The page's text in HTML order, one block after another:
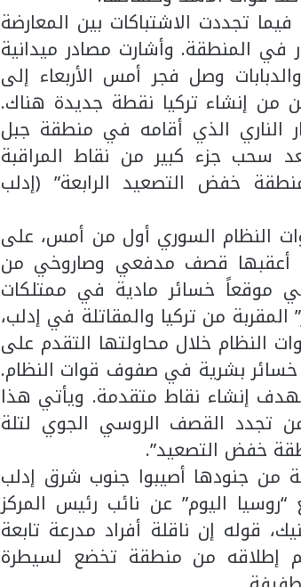
تجددت الاشتباكات بين المعارضة
في المنطقة. وأشارت مصادر ميدانية
وصل فجر أمس الأربعاء إلى
من إنشاء تركيا نقطة جديدة هناك.
الناري الذي أقامه في منطقة جبل
سحب جزء كبير من نقاط المراقبة
خفض التصعيد الرابعة” (إدلب
النظام السوري أول من أمس، على
أعقبها قصف مدفعي وصاروخي من
موقعاً خسائر مادية في ممتلكات
المقربة من تركيا والمقاتلة في إدلب،
النظام خلال محاولتها التقدم على
بشرية في صفوف قوات النظام.
إنشاء نقاط متقدمة. ويأتي هذا
تجدد القصف الروسي الجوي لتلة
خفض التصعيد”.
من جنودها أصيبوا جنوب شرق إدلب
اليوم” عن نائب رئيس المركز
قوله إن ناقلة أفراد مدرعة تابعة
تم إطلاقه من منطقة تخضع لسيطرة